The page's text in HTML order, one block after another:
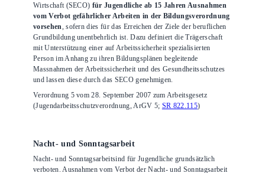
Wirtschaft (SECO) für Jugendliche ab 15 Jahren Ausnahmen
vom Verbot gefährlicher Arbeiten in der Bildungsverordnung
vorsehen, sofern dies für das Erreichen der Ziele der beruflichen
Grundbildung unentbehrlich ist. Dazu definiert die Trägerschaft
mit Unterstützung einer auf Arbeitssicherheit spezialisierten
Person im Anhang zu ihren Bildungsplänen begleitende
Massnahmen der Arbeitssicherheit und des Gesundheitsschutzes
und lassen diese durch das SECO genehmigen.
Verordnung 5 vom 28. September 2007 zum Arbeitsgesetz
(Jugendarbeitsschutzverordnung, ArGV 5; SR 822.115)
Nacht- und Sonntagsarbeit
Nacht- und Sonntagsarbeitsind für Jugendliche grundsätzlich
verboten. Ausnahmen vom Verbot der Nacht- und Sonntagsarbeit